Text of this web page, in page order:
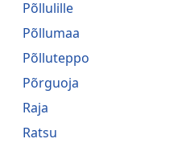
Põllulille
Põllumaa
Põlluteppo
Põrguoja
Raja
Ratsu